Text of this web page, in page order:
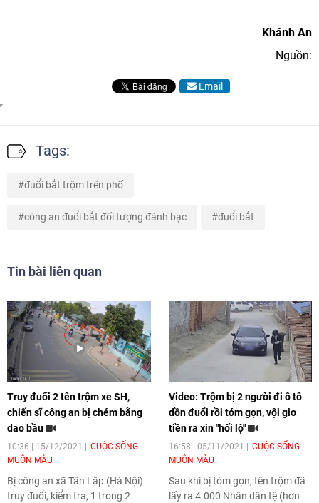
Khánh An
Nguồn:
Email
Tags:
đuổi bắt trộm trên phố
công an đuổi bắt đối tượng đánh bạc đuổi bắt
Tin bài liên quan
Truy đuổi 2 tên trộm xe SH,
chiến sĩ công an bị chém bằng
dao bầu
10:36 | 15/12/2021
CUỘC SỐNG
MUÔN MÀU
Bị công an xã Tân Lập (Hà Nội)
truy đuổi, kiểm tra, 1 trong 2
Video: Trộm bị 2 người đi ô tô
dồn đuổi rồi tóm gọn, vội giơ
tiền ra xin "hối lộ"
16:58 | 05/11/2021
CUỘC SỐNG
MUÔN MÀU
Sau khi bị tóm gọn, tên trộm đã
lấy ra 4.000 Nhân dân tệ (hơn